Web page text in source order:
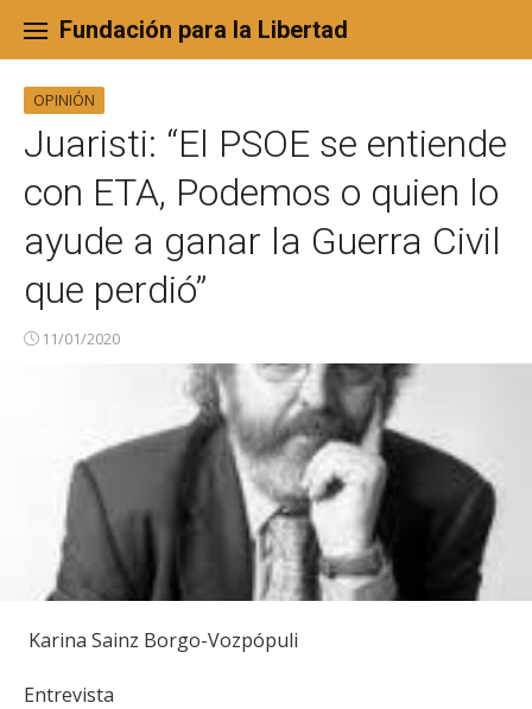
content
Fundación para la Libertad
OPINIÓN
Juaristi: “El PSOE se entiende
con ETA, Podemos o quien lo
ayude a ganar la Guerra Civil
que perdió”
11/01/2020
Karina Sainz Borgo-Vozpópuli
Entrevista